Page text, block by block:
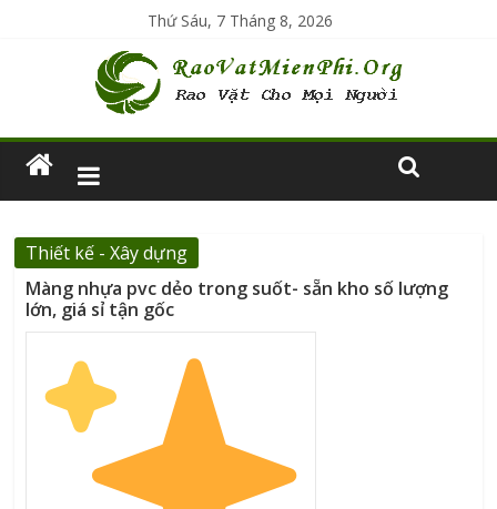
Thứ Sáu, 7 Tháng 8, 2026
Thiết kế - Xây dựng
Màng nhựa pvc dẻo trong suốt- sẵn kho số lượng
lớn, giá sỉ tận gốc